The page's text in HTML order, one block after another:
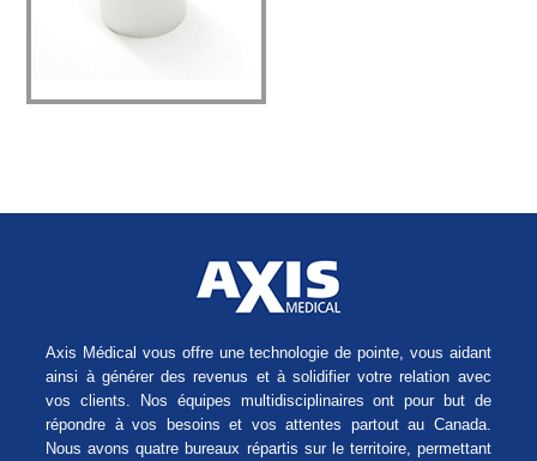
Axis Médical vous offre une technologie de pointe, vous aidant
ainsi à générer des revenus et à solidifier votre relation avec
vos clients. Nos équipes multidisciplinaires ont pour but de
répondre à vos besoins et vos attentes partout au Canada.
Nous avons quatre bureaux répartis sur le territoire, permettant